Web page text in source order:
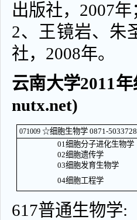
出版社，2007年
2、王镜岩、朱
社，2008年。
云南大学2011
nutx.net)
071009 ☆细胞生物学 0871-5033728
01细胞分子进化生物学
02细胞遗传学
03细胞发育生物学
04细胞工程学
617普通生物学: